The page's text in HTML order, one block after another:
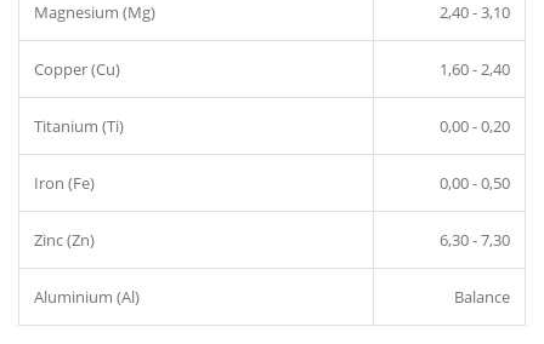
Magnesium (Mg) 2,40 - 3,10
Copper (Cu) 1,60 - 2,40
Titanium (Ti) 0,00 - 0,20
Iron (Fe) 0,00 - 0,50
Zinc (Zn) 6,30 - 7,30
Aluminium (Al) Balance